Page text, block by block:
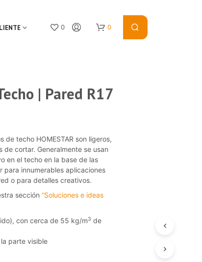
0 0
| Pared R17
de techo HOMESTAR son ligeros,
cortar. Generalmente se usan
en el techo en la base de las
para innumerables aplicaciones
o para detalles creativos.
sección“Soluciones e ideas
con cerca de 55 kg/m3 de
parte visible